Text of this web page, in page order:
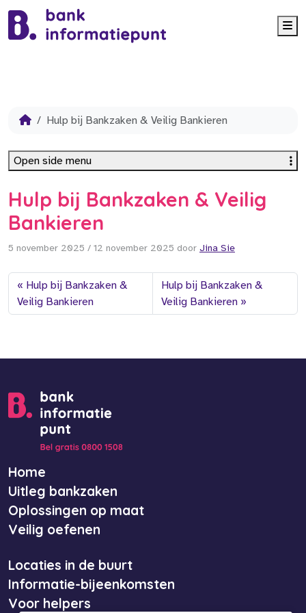
Hulp bij Bankzaken & Veilig Bankieren
Hulp bij Bankzaken & Veilig
Bankieren
5 november 2025 / 12 november 2025 door Jina Sie
Hulp bij Bankzaken &
Veilig Bankieren
Hulp bij Bankzaken &
Veilig Bankieren
Open side menu
Home
Uitleg bankzaken
Oplossingen op maat
Veilig oefenen
Locaties in de buurt
Informatie-bijeenkomsten
Voor helpers